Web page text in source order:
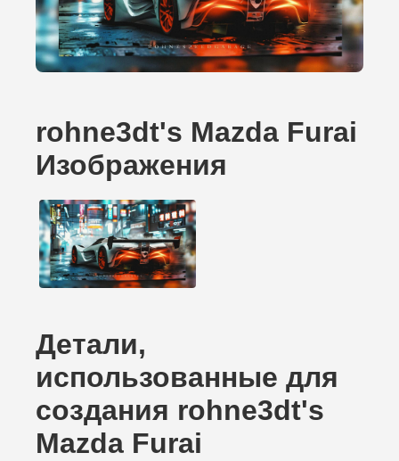
rohne3dt's Mazda Furai
Изображения
Детали,
использованные для
создания rohne3dt's
Mazda Furai